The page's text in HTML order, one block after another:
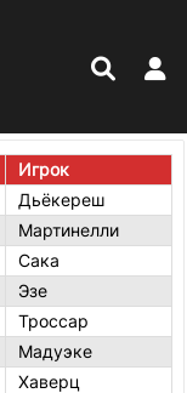
Игрок
Дьёкереш
Мартинелли
Сака
Эзе
Троссар
Мадуэке
Хаверц